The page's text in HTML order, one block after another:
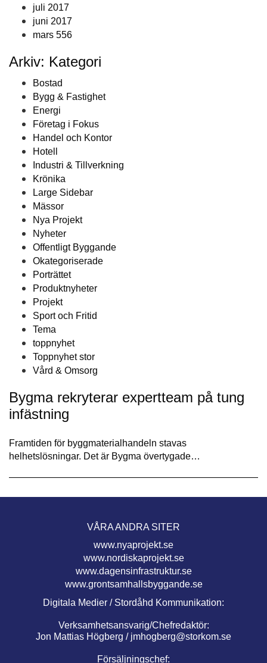
juli 2017
juni 2017
mars 556
Arkiv: Kategori
Bostad
Bygg & Fastighet
Energi
Företag i Fokus
Handel och Kontor
Hotell
Industri & Tillverkning
Krönika
Large Sidebar
Mässor
Nya Projekt
Nyheter
Offentligt Byggande
Okategoriserade
Porträttet
Produktnyheter
Projekt
Sport och Fritid
Tema
toppnyhet
Toppnyhet stor
Vård & Omsorg
Bygma rekryterar expertteam på tung
infästning
Framtiden för byggmaterialhandeln stavas
helhetslösningar. Det är Bygma övertygade…
VÅRA ANDRA SITER
www.nyaprojekt.se
www.nordiskaprojekt.se
www.dagensinfrastruktur.se
www.grontsamhallsbyggande.se
Digitala Medier / Stordåhd Kommunikation:
Verksamhetsansvarig/Chefredaktör:
Jon Mattias Högberg / jmhogberg@storkom.se
Försäljningschef: